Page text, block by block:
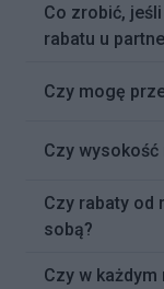
Co zrobić,
rabatu u
Czy mogę
Czy wysokość
Czy rabaty od
sobą?
Czy w